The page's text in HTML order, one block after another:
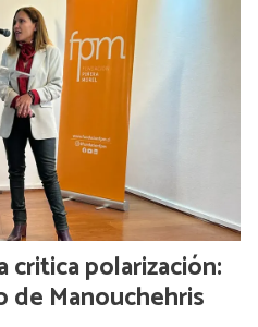
critica polarización:
de Manouchehris